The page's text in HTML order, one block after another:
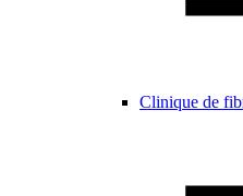
Clinique de